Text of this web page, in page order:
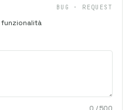
BUG · REQUEST
0 / 500